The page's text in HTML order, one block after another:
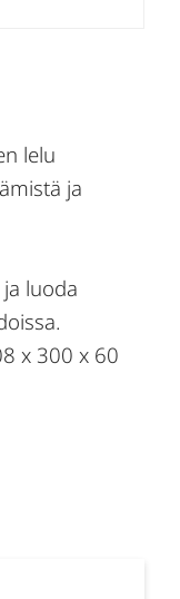
lelu
ja
luoda
x 300 x 60